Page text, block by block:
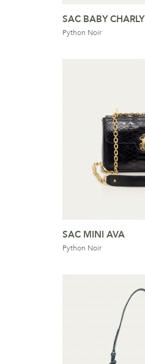
SAC BABY CHARLY
Python Noir
SAC MINI AVA
Python Noir